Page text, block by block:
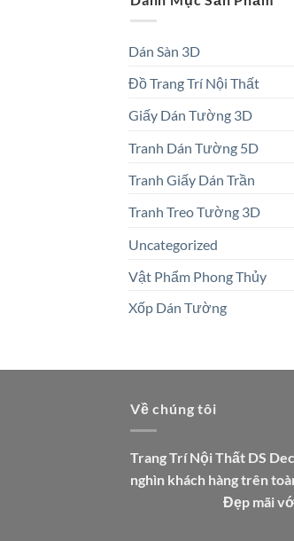
Dán Sàn 3D
Đồ Trang Trí Nội Thất
Giấy Dán Tường 3D
Tranh Dán Tường 5D
Tranh Giấy Dán Trần
Tranh Treo Tường 3D
Uncategorized
Vật Phẩm Phong Thủy
Xốp Dán Tường
Về chúng tôi
Trang Trí Nội Thất DS
nghìn khách hàng trên
Đẹp mãi